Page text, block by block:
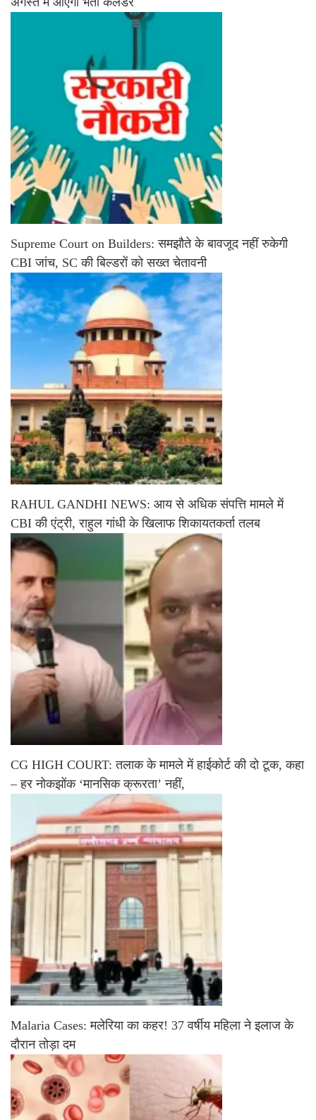
Supreme Court on Builders: समझौते के बावजूद नहीं रुकेगी
CBI जांच, SC की बिल्डरों को सख्त चेतावनी
RAHUL GANDHI NEWS: आय से अधिक संपत्ति मामले में
CBI की एंट्री, राहुल गांधी के खिलाफ शिकायतकर्ता तलब
CG HIGH COURT: तलाक के मामले में हाईकोर्ट की दो टूक, कहा
– हर नोकझोंक ‘मानसिक क्रूरता’ नहीं,
Malaria Cases: मलेरिया का कहर! 37 वर्षीय महिला ने इलाज के
दौरान तोड़ा दम